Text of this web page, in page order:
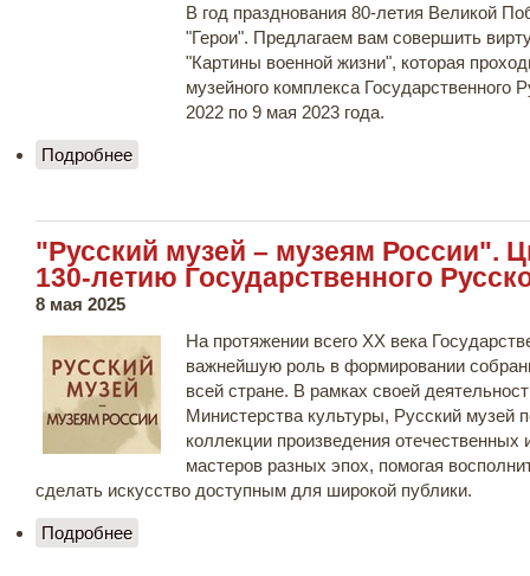
В год празднования 80-летия Великой
"Герои". Предлагаем вам совершить
"Картины военной жизни", которая
музейного комплекса Государственного
2022 по 9 мая 2023 года.
Подробнее
"Русский музей – музеям России".
130-летию Государственного
8 мая 2025
На протяжении всего XX века
важнейшую роль в формировании
всей стране. В рамках своей
Министерства культуры, Русский музей
коллекции произведения отечественных
мастеров разных эпох, помогая
сделать искусство доступным для широкой публики.
Подробнее